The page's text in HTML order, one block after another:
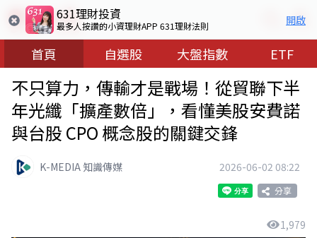
631理財投資
最多人按讚的小資理財APP 631理財法則 開啟
首頁 自選股 大盤指數 ETF
不只算力，傳輸才是戰場！從貿聯下半
年光纖「擴產數倍」，看懂美股安費諾
與台股 CPO 概念股的關鍵交鋒
K-MEDIA 知識傳媒 2026-06-02 08:22
分享
1,979